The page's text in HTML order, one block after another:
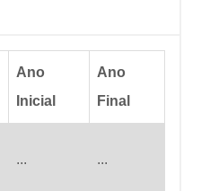
Ano
Inicial
Ano
Final
... ...